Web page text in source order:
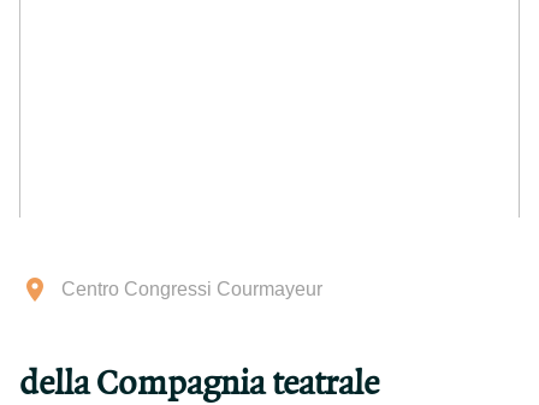
Centro Congressi Courmayeur
della Compagnia teatrale